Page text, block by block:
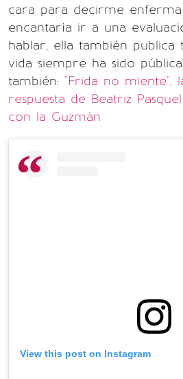
cara para decirme enferma
encantaría ir a una
hablar, ella también publica
vida siempre ha sido
también: "Frida no miente",
respuesta de Beatriz
con la Guzmán
View this post on Instagram